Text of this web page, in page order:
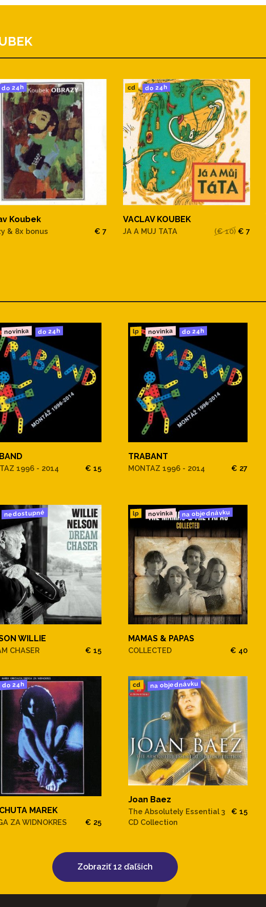
do 24h
Koubek
& 8x bonus € 7
cd do 24h
VACLAV KOUBEK
JA A MUJ TATA (€ 10) € 7
novinka do 24h
1996 - 2014 € 15
lp novinka do 24h
TRABANT
MONTAZ 1996 - 2014 € 27
nedostupné
WILLIE
CHASER € 15
lp novinka na objednávku
MAMAS & PAPAS
COLLECTED € 40
do 24h
MAREK
ZA WIDNOKRES € 25
cd na objednávku
Joan Baez
The Absolutely Essential 3
CD Collection
€ 15
Zobraziť 12 ďaľších